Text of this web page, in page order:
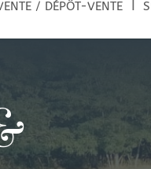
/ DÉPÔT-VENTE